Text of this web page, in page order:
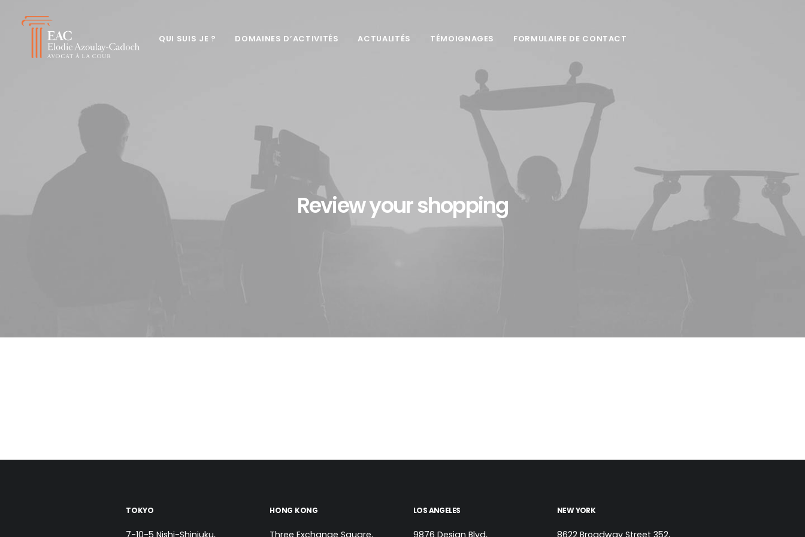
QUI SUIS JE ? DOMAINES D’ACTIVITÉS ACTUALITÉS TÉMOIGNAGES FORMULAIRE DE CONTACT
Review your shopping
TOKYO
7-10-5 Nishi-Shinjuku,
HONG KONG
Three Exchange Square,
LOS ANGELES
9876 Design Blvd,
NEW YORK
8622 Broadway Street 352,